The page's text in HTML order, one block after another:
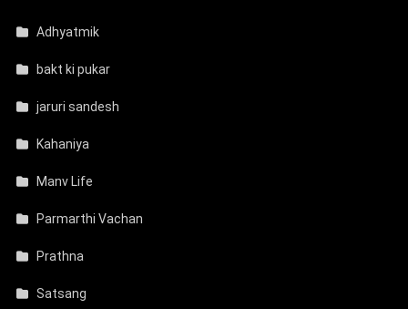
Adhyatmik
bakt ki pukar
jaruri sandesh
Kahaniya
Manv Life
Parmarthi Vachan
Prathna
Satsang